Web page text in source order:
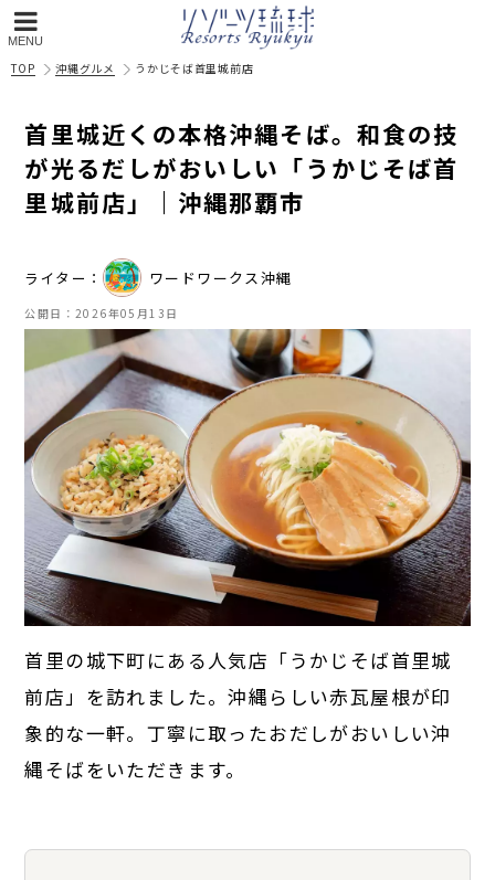
MENU
TOP 沖縄グルメ うかじそば首里城前店
首里城近くの本格沖縄そば。和食の技
が光るだしがおいしい「うかじそば首
里城前店」｜沖縄那覇市
ライター： ワードワークス沖縄
公開日：2026年05月13日
首里の城下町にある人気店「うかじそば首里城
前店」を訪れました。沖縄らしい赤瓦屋根が印
象的な一軒。丁寧に取ったおだしがおいしい沖
縄そばをいただきます。